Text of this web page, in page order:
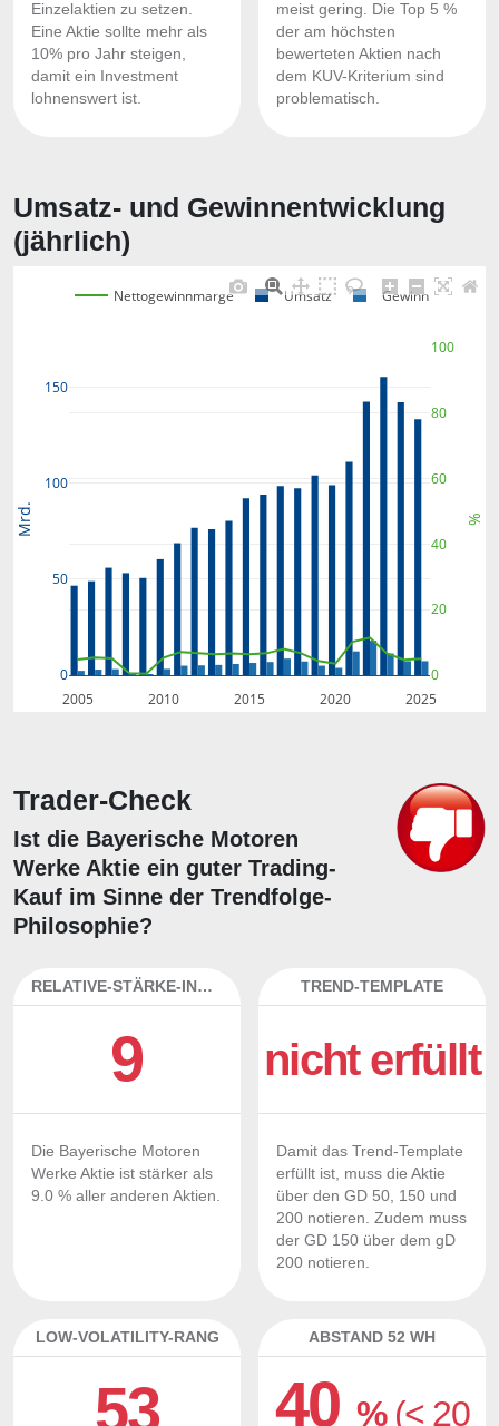
Einzelaktien zu setzen.
Eine Aktie sollte mehr als
10% pro Jahr steigen,
damit ein Investment
lohnenswert ist.
meist gering. Die Top 5 %
der am höchsten
bewerteten Aktien nach
dem KUV-Kriterium sind
problematisch.
Umsatz- und Gewinnentwicklung
(jährlich)
2005 2010 2015 2020 2025
0
50
100
150
0
20
40
60
80
100
Nettogewinnmarge Umsatz Gewinn
Mrd. %
Trader-Check
Ist die Bayerische Motoren
Werke Aktie ein guter Trading-
Kauf im Sinne der Trendfolge-
Philosophie?
RELATIVE-STÄRKE-INDEX
9
Die Bayerische Motoren
Werke Aktie ist stärker als
9.0 % aller anderen Aktien.
TREND-TEMPLATE
nicht erfüllt
Damit das Trend-Template
erfüllt ist, muss die Aktie
über den GD 50, 150 und
200 notieren. Zudem muss
der GD 150 über dem gD
200 notieren.
LOW-VOLATILITY-RANG
53
ABSTAND 52 WH
40% (< 20